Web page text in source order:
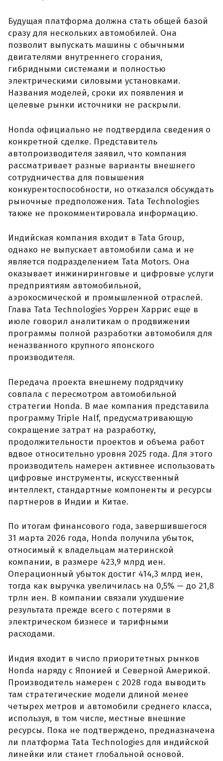
Будущая платформа должна стать общей базой
сразу для нескольких автомобилей. Она
позволит выпускать машины с обычными
двигателями внутреннего сгорания,
гибридными системами и полностью
электрическими силовыми установками.
Названия моделей, сроки их появления и
целевые рынки источники не раскрыли.
Honda официально не подтвердила сведения о
конкретной сделке. Представитель
автопроизводителя заявил, что компания
рассматривает разные варианты внешнего
сотрудничества для повышения
конкурентоспособности, но отказался обсуждать
рыночные предположения. Tata Technologies
также не прокомментировала информацию.
Индийская компания входит в Tata Group,
однако не выпускает автомобили сама и не
является подразделением Tata Motors. Она
оказывает инжиниринговые и цифровые услуги
предприятиям автомобильной,
аэрокосмической и промышленной отраслей.
Глава Tata Technologies Уоррен Харрис еще в
июле говорил аналитикам о продвижении
программы полной разработки автомобиля для
неназванного крупного японского
производителя.
Передача проекта внешнему подрядчику
совпала с пересмотром автомобильной
стратегии Honda. В мае компания представила
программу Triple Half, предусматривающую
сокращение затрат на разработку,
продолжительности проектов и объема работ
вдвое относительно уровня 2025 года. Для этого
производитель намерен активнее использовать
цифровые инструменты, искусственный
интеллект, стандартные компоненты и ресурсы
партнеров в Индии и Китае.
По итогам финансового года, завершившегося
31 марта 2026 года, Honda получила убыток,
относимый к владельцам материнской
компании, в размере 423,9 млрд иен.
Операционный убыток достиг 414,3 млрд иен,
тогда как выручка увеличилась на 0,5% — до 21,8
трлн иен. В компании связали ухудшение
результата прежде всего с потерями в
электрическом бизнесе и тарифными
расходами.
Индия входит в число приоритетных рынков
Honda наряду с Японией и Северной Америкой.
Производитель намерен с 2028 года выводить
там стратегические модели длиной менее
четырех метров и автомобили среднего класса,
используя, в том числе, местные внешние
ресурсы. Пока не подтверждено, предназначена
ли платформа Tata Technologies для индийской
линейки или станет глобальной основой.